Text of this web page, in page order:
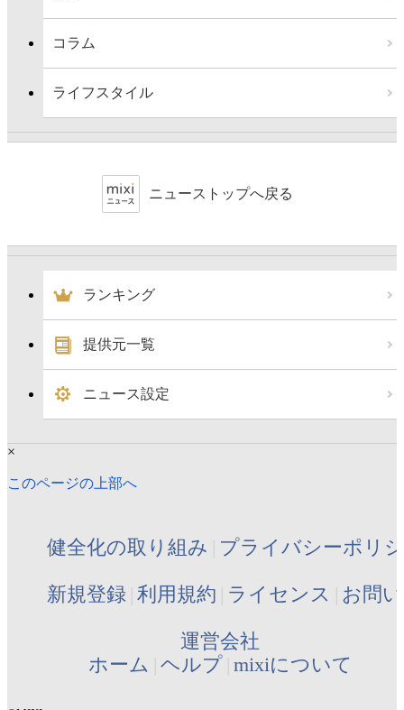
コラム
ライフスタイル
ニューストップへ戻る
ランキング
提供元一覧
ニュース設定
×
このページの上部へ
健全化の取り組み プライバシーポリ
新規登録 利用規約 ライセンス お問
運営会社
ホーム ヘルプ mixiについて